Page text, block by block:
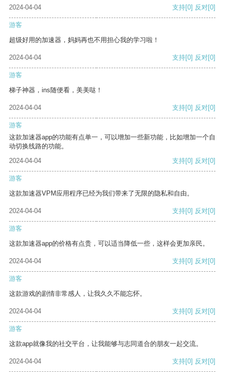
2024-04-04 支持[0] 反对[0]
游客
超级好用的加速器，妈妈再也不用担心我的学习啦！
2024-04-04 支持[0] 反对[0]
游客
梯子神器，ins随便看，美美哒！
2024-04-04 支持[0] 反对[0]
游客
这款加速器app的功能有点单一，可以增加一些新功能，比如增加一个自
动切换线路的功能。
2024-04-04
支持[0] 反对[0]
游客
这款加速器VPM应用程序已经为我们带来了无限的隐私和自由。
2024-04-04 支持[0] 反对[0]
游客
这款加速器app的价格有点贵，可以适当降低一些，这样会更加亲民。
2024-04-04 支持[0] 反对[0]
游客
这款游戏的剧情非常感人，让我久久不能忘怀。
2024-04-04 支持[0] 反对[0]
游客
这款app就像我的社交平台，让我能够与志同道合的朋友一起交流。
2024-04-04 支持[0] 反对[0]